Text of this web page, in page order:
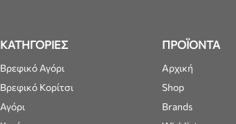
ΚΑΤΗΓΟΡΙΕΣ
Βρεφικό Αγόρι
Βρεφικό Κορίτσι
Αγόρι
ΠΡΟΪΟΝΤΑ
Αρχική
Shop
Brands